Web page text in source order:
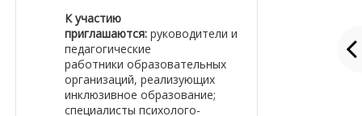
К участию
приглашаются: руководители и
педагогические
работники образовательных
организаций, реализующих
инклюзивное образование;
специалисты психолого-